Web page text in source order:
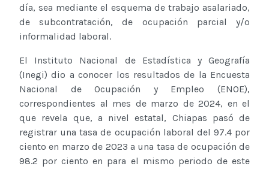
día, sea mediante el esquema de trabajo asalariado,
de subcontratación, de ocupación parcial y/o
informalidad laboral.
El Instituto Nacional de Estadística y Geografía
(Inegi) dio a conocer los resultados de la Encuesta
Nacional de Ocupación y Empleo (ENOE),
correspondientes al mes de marzo de 2024, en el
que revela que, a nivel estatal, Chiapas pasó de
registrar una tasa de ocupación laboral del 97.4 por
ciento en marzo de 2023 a una tasa de ocupación de
98.2 por ciento en para el mismo periodo de este